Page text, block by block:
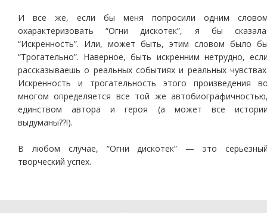
И все же, если бы меня попросили одним
охарактеризовать “Огни дискотек”, я бы
“Искренность”. Или, может быть, этим словом было
“Трогательно”. Наверное, быть искренним нетрудно,
рассказываешь о реальных событиях и реальных
Искренность и трогательность этого произведения
многом определяется все той же
единством автора и героя (а может все
выдуманы??!).
В любом случае, “Огни дискотек” — это
творческий успех.